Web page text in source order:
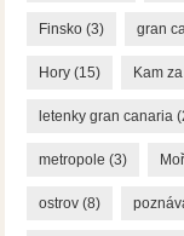
Finsko (3) gran
Hory (15) Kam
letenky gran canaria
metropole (3)
ostrov (8)